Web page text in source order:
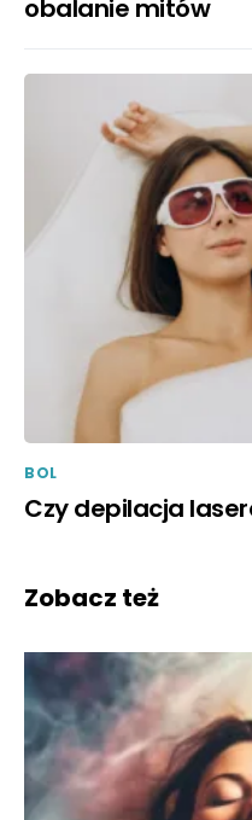
obalanie mitów
BOL
Czy depilacja
Zobacz też